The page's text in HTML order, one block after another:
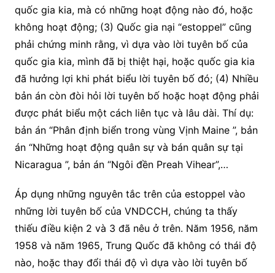
quốc gia kia, mà có những hoạt động nào đó, hoặc
không hoạt động; (3) Quốc gia nại “estoppel” cũng
phải chứng minh rằng, vì dựa vào lời tuyên bố của
quốc gia kia, mình đã bị thiệt hại, hoặc quốc gia kia
đã hưởng lợi khi phát biểu lời tuyên bố đó; (4) Nhiều
bản án còn đòi hỏi lời tuyên bố hoặc hoạt động phải
được phát biểu một cách liên tục và lâu dài. Thí dụ:
bản án “Phân định biển trong vùng Vịnh Maine ”, bản
án “Những hoạt động quân sự và bán quân sự tại
Nicaragua ”, bản án “Ngôi đền Preah Vihear”,…
Áp dụng những nguyên tắc trên của estoppel vào
những lời tuyên bố của VNDCCH, chúng ta thấy
thiếu điều kiện 2 và 3 đã nêu ở trên. Năm 1956, năm
1958 và năm 1965, Trung Quốc đã không có thái độ
nào, hoặc thay đổi thái độ vì dựa vào lời tuyên bố